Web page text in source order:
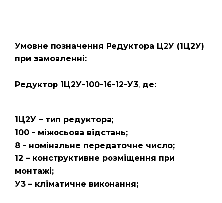
Умовне позначення Редуктора Ц2У (1Ц2У)
при замовленні:
Редуктор 1Ц2У-100-16-12-У3, де:
1Ц2У – тип редуктора;
100 - міжосьова відстань;
8 - номінальне передаточне число;
12 – конструктивне розміщення при
монтажі;
У3 – кліматичне виконання;